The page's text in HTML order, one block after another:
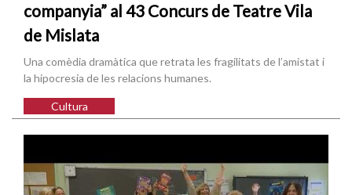
companyia” al 43 Concurs de Teatre Vila
de Mislata
Una comèdia dramàtica que retrata les fragilitats de l’amistat i
la hipocresia de les relacions humanes.
Cultura